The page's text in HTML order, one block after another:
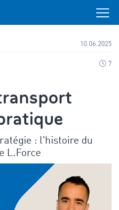
10.06.2025
7
: l'histoire du
L.Force